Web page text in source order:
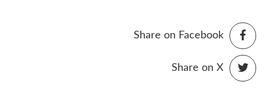
Share on Facebook
Share on X